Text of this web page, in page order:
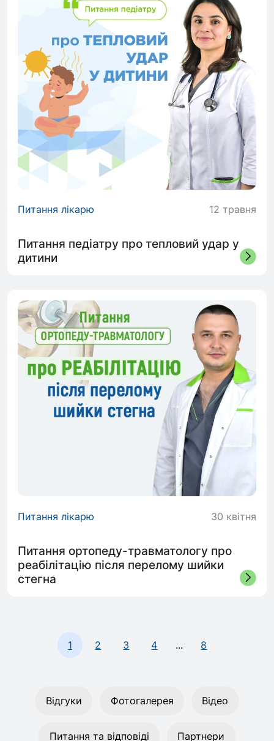
Питання лікарю 12 травня
Питання педіатру про тепловий удар у
дитини
Питання лікарю 30 квітня
Питання ортопеду-травматологу про
реабілітацію після перелому шийки
стегна
1 2 3 4 ... 8
Відгуки Фотогалерея Відео
Питання та відповіді Партнери